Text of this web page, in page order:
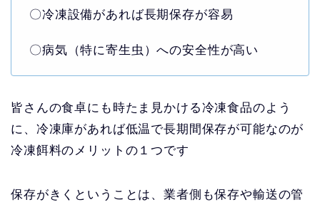
〇冷凍設備があれば長期保存が容易
〇病気（特に寄生虫）への安全性が高い
皆さんの食卓にも時たま見かける冷凍食品のよう
に、冷凍庫があれば低温で長期間保存が可能なのが
冷凍餌料のメリットの１つです
保存がきくということは、業者側も保存や輸送の管